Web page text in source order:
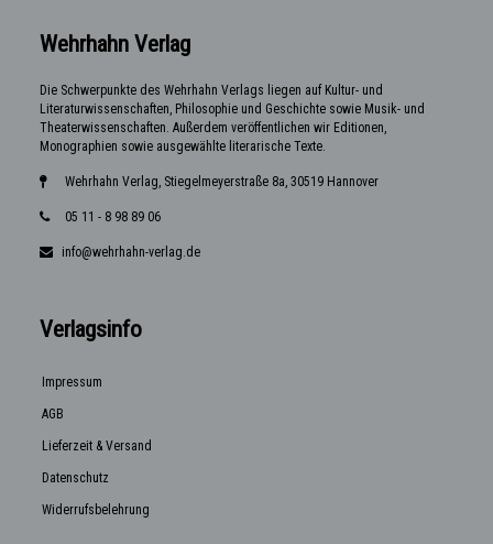
Wehrhahn Verlag
Die Schwerpunkte des Wehrhahn Verlags liegen auf Kultur- und
Literaturwissenschaften, Philosophie und Geschichte sowie Musik- und
Theaterwissenschaften. Außerdem veröffentlichen wir Editionen,
Monographien sowie ausgewählte literarische Texte.
Wehrhahn Verlag, Stiegelmeyerstraße 8a, 30519 Hannover
05 11 - 8 98 89 06
info@wehrhahn-verlag.de
Verlagsinfo
Impressum
AGB
Lieferzeit & Versand
Datenschutz
Widerrufsbelehrung